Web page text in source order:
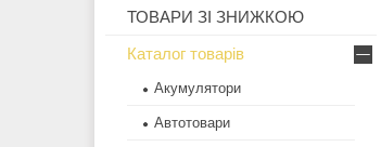
ТОВАРИ ЗІ ЗНИЖКОЮ
Каталог товарів
Акумулятори
Автотовари